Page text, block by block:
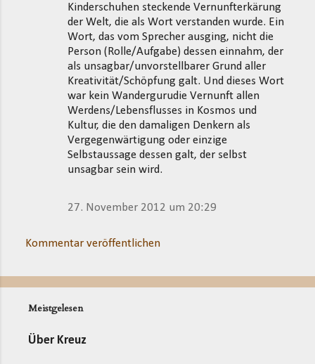
Kinderschuhen steckende Vernunfterkärung
der Welt, die als Wort verstanden wurde. Ein
Wort, das vom Sprecher ausging, nicht die
Person (Rolle/Aufgabe) dessen einnahm, der
als unsagbar/unvorstellbarer Grund aller
Kreativität/Schöpfung galt. Und dieses Wort
war kein Wandergurudie Vernunft allen
Werdens/Lebensflusses in Kosmos und
Kultur, die den damaligen Denkern als
Vergegenwärtigung oder einzige
Selbstaussage dessen galt, der selbst
unsagbar sein wird.
27. November 2012 um 20:29
Kommentar veröffentlichen
Meistgelesen
Über Kreuz